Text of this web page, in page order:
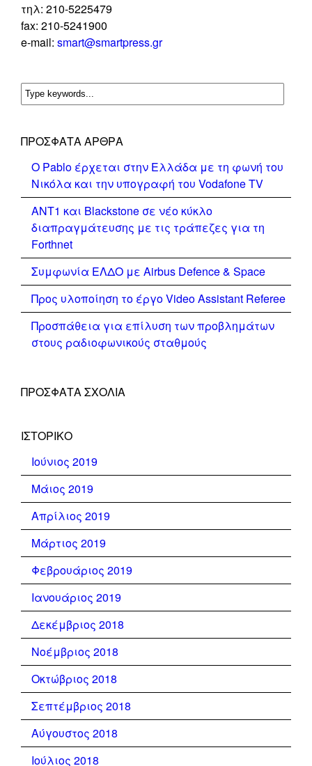
τηλ: 210-5225479
fax: 210-5241900
e-mail: smart@smartpress.gr
ΠΡΌΣΦΑΤΑ ΆΡΘΡΑ
Ο Pablo έρχεται στην Ελλάδα με τη φωνή του
Νικόλα και την υπογραφή του Vodafone TV
ΑΝΤ1 και Blackstone σε νέο κύκλο
διαπραγμάτευσης με τις τράπεζες για τη
Forthnet
Συμφωνία ΕΛΔΟ με Airbus Defence & Space
Προς υλοποίηση το έργο Video Assistant Referee
Προσπάθεια για επίλυση των προβλημάτων
στους ραδιοφωνικούς σταθμούς
ΠΡΌΣΦΑΤΑ ΣΧΌΛΙΑ
ΙΣΤΟΡΙΚΌ
Ιούνιος 2019
Μάιος 2019
Απρίλιος 2019
Μάρτιος 2019
Φεβρουάριος 2019
Ιανουάριος 2019
Δεκέμβριος 2018
Νοέμβριος 2018
Οκτώβριος 2018
Σεπτέμβριος 2018
Αύγουστος 2018
Ιούλιος 2018